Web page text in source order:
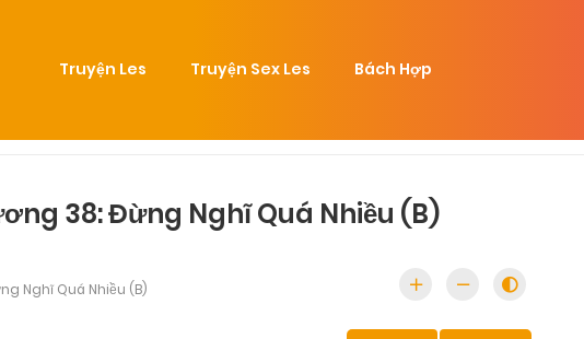
Truyện Les Truyện Sex Les Bách Hợp
38: Đừng Nghĩ Quá Nhiều (B)
Nghĩ Quá Nhiều (B)